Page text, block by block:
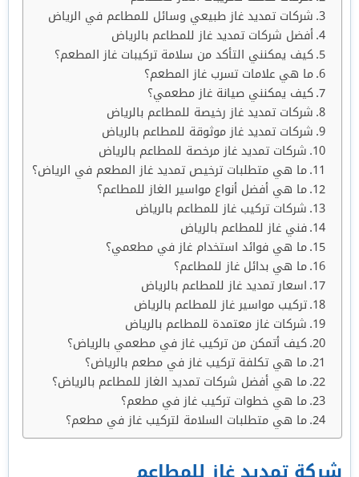
شركات تمديد غاز طبيعي وسائل للمطاعم في الرياض
أفضل شركات تمديد غاز للمطاعم بالرياض
كيف يمكنني التأكد من سلامة تركيبات غاز المطعم؟
ما هي علامات تسرب غاز المطعم؟
كيف يمكنني صيانة غاز مطعمي؟
شركات تمديد غاز رخيصة للمطاعم بالرياض
شركات تمديد غاز موثوقة للمطاعم بالرياض
شركات تمديد غاز مرخصة للمطاعم بالرياض
ما هي متطلبات ترخيص تمديد غاز المطعم في الرياض؟
ما هي أفضل أنواع مواسير الغاز للمطاعم؟
شركات تركيب غاز للمطاعم بالرياض
فني غاز للمطاعم بالرياض
ما هي فوائد استخدام غاز في مطعمي؟
ما هي بدائل غاز للمطاعم؟
اسعار تمديد غاز للمطاعم بالرياض
تركيب مواسير غاز للمطاعم بالرياض
شركات غاز معتمدة للمطاعم بالرياض
كيف أتمكن من تركيب غاز في مطعمي بالرياض؟
ما هي تكلفة تركيب غاز في مطعم بالرياض؟
ما هي أفضل شركات تمديد الغاز للمطاعم بالرياض؟
ما هي خطوات تركيب غاز في مطعم؟
ما هي متطلبات السلامة لتركيب غاز في مطعم؟